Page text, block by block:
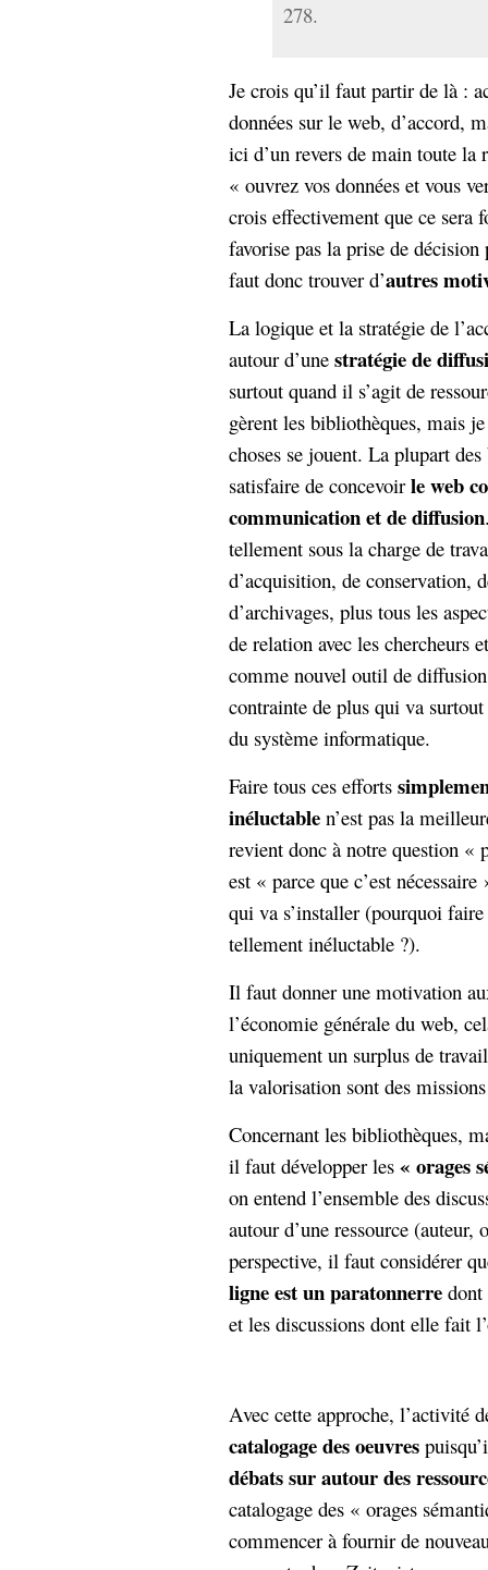
278.
Je crois qu’il faut partir de là :
données sur le web, d’accord,
ici d’un revers de main toute la
« ouvrez vos données et vous
crois effectivement que ce sera
favorise pas la prise de
faut donc trouver d’autres
La logique et la stratégie de
autour d’une stratégie de
surtout quand il s’agit de
gèrent les bibliothèques, mais
choses se jouent. La plupart
satisfaire de concevoir le web
communication et de diffusion
tellement sous la charge de
d’acquisition, de conservation,
d’archivages, plus tous les
de relation avec les chercheurs
comme nouvel outil de
contrainte de plus qui va
du système informatique.
Faire tous ces efforts
inéluctable n’est pas la
revient donc à notre question «
est « parce que c’est
qui va s’installer (pourquoi
tellement inéluctable ?).
Il faut donner une motivation
l’économie générale du web,
uniquement un surplus de
la valorisation sont des
Concernant les bibliothèques,
il faut développer les « orages
on entend l’ensemble des
autour d’une ressource
perspective, il faut considérer
ligne est un paratonnerre dont
et les discussions dont elle fait
Avec cette approche, l’activité
catalogage des oeuvres
débats sur autour des
catalogage des « orages
commencer à fournir de